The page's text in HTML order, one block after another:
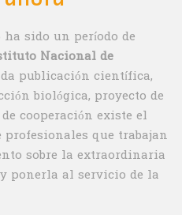
ha sido un período de
Nacional de
publicación científica,
biológica, proyecto de
cooperación existe el
profesionales que trabajan
sobre la extraordinaria
ponerla al servicio de la